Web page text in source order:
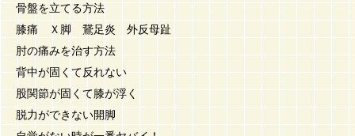
骨盤を立てる方法
膝痛 Ｘ脚 鵞足炎 外反母趾
肘の痛みを治す方法
背中が固くて反れない
股関節が固くて膝が浮く
脱力ができない開脚